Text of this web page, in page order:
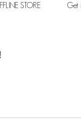
STORE Get